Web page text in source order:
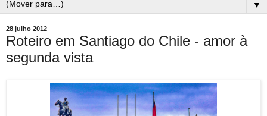
▼
28 julho 2012
Roteiro em Santiago do Chile - amor à
segunda vista